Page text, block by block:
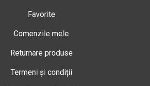
Favorite
Comenzile mele
Returnare produse
Termeni și condiții